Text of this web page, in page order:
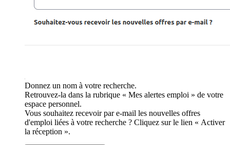
Donnez un nom à votre recherche.
Retrouvez-la dans la rubrique « Mes alertes emploi » de votre
espace personnel.
Vous souhaitez recevoir par e-mail les nouvelles offres
d'emploi liées à votre recherche ? Cliquez sur le lien « Activer
la réception ».